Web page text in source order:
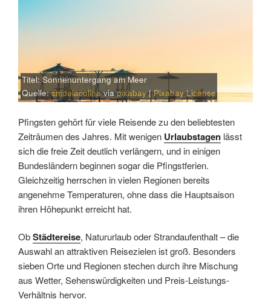
Titel: Sonnenuntergang am Meer
Quelle:smdelacolinaviapixabay|Pixabay License
Pfingsten gehört für viele Reisende zu den beliebtesten
Zeiträumen des Jahres. Mit wenigen Urlaubstagen lässt
sich die freie Zeit deutlich verlängern, und in einigen
Bundesländern beginnen sogar die Pfingstferien.
Gleichzeitig herrschen in vielen Regionen bereits
angenehme Temperaturen, ohne dass die Hauptsaison
ihren Höhepunkt erreicht hat.
ObStädtereise, Natururlaub oder Strandaufenthalt – die
Auswahl an attraktiven Reisezielen ist groß. Besonders
sieben Orte und Regionen stechen durch ihre Mischung
aus Wetter, Sehenswürdigkeiten und Preis-Leistungs-
Verhältnis hervor.